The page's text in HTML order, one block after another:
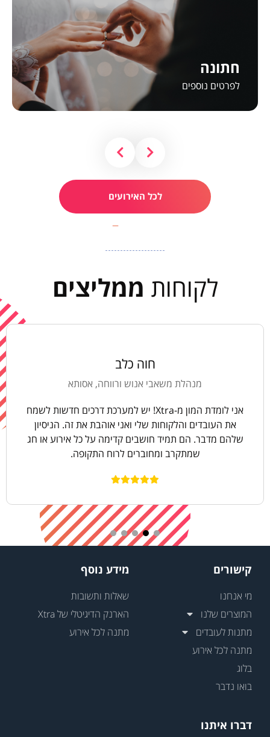
חתונה
לפרטים נוספים
לכל האירועים
לקוחות ממליצים
חוה כלב
מנהלת משאבי אנוש ורווחה, אסותא
אני לומדת המון מ-Xtra! יש למערכת דרכים חדשות לשמח
את העובדים והלקוחות שלי ואני אוהבת את זה. הניסיון
שלהם מדבר. הם תמיד חושבים קדימה על כל אירוע או חג
שמתקרב ומחוברים לרוח התקופה.
קישורים
מי אנחנו
המוצרים שלנו
מתנות לעובדים
מתנה לכל אירוע
בלוג
בואו נדבר
מידע נוסף
שאלות ותשובות
הארנק הדיגיטלי של Xtra
מתנה לכל אירוע
דברו איתנו